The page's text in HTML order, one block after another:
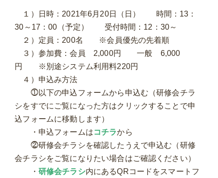
１）日時：2021年6月20日（日） 時間：13：
30～17：00（予定） 受付時間：12：30～
２）定員：200名 ※会員優先の先着順
３）参加費：会員 2,000円 一般 6,000
円 ※別途システム利用料220円
４）申込み方法
⓵以下の申込フォームから申込む（研修会チラ
シをすでにご覧になった方はクリックすることで申
込フォームに移動します）
・申込フォームはコチラから
⓶研修会チラシを確認したうえで申込む（研修
会チラシをご覧になりたい場合はご確認ください）
・ 研修会チラシ内にあるQRコードをスマートフ